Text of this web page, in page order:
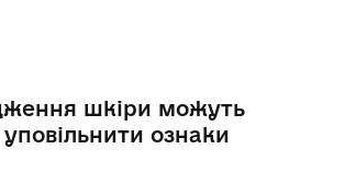
шкіри можуть
ознаки